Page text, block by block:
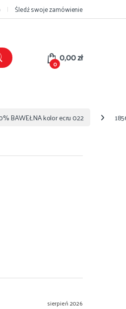
Śledź swoje zamówienie
0 0,00zł
BAWEŁNA kolor ecru 022
sierpień 2026